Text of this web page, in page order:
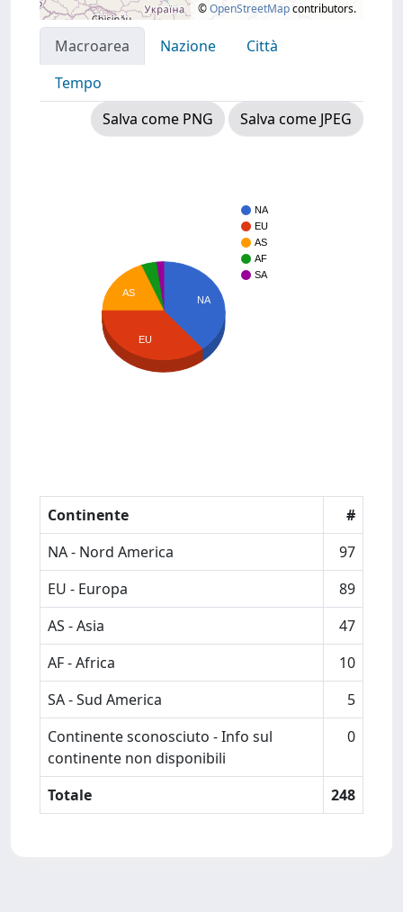
©OpenStreetMapcontributors.
Macroarea Nazione
Città
Tempo
Salva come PNG
Salva come JPEG
NA
EU
AS
AF
SA
NA
AS
EU
Continente
#
NA - Nord America
97
EU - Europa
89
AS - Asia
47
AF - Africa
10
SA - Sud America
5
Continente sconosciuto - Info sul
continente non disponibili
0
Totale 248